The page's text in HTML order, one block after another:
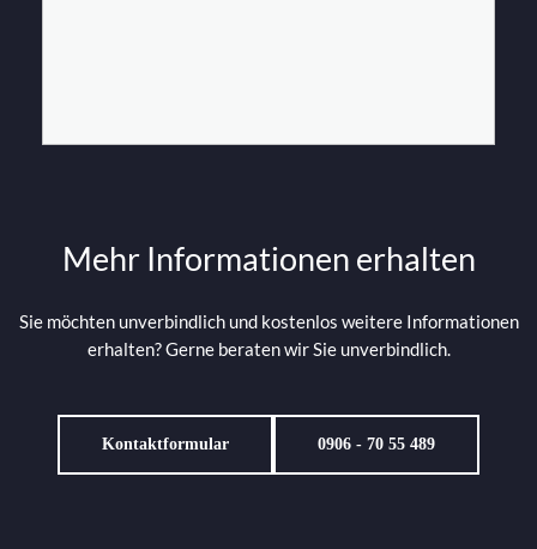
Mehr Informationen erhalten
Sie möchten unverbindlich und kostenlos weitere Informationen
erhalten? Gerne beraten wir Sie unverbindlich.
Kontaktformular 0906 - 70 55 489